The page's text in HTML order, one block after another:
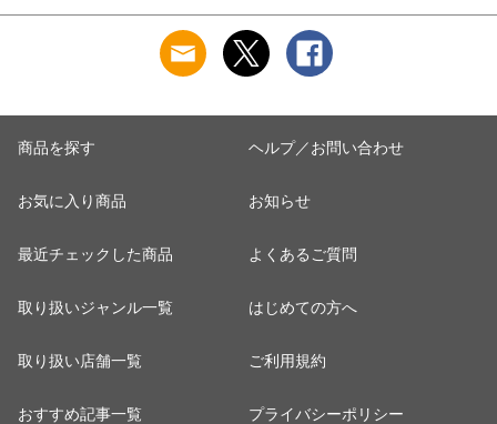
商品を探す
お気に入り商品
最近チェックした商品
取り扱いジャンル一覧
取り扱い店舗一覧
おすすめ記事一覧
ヘルプ／お問い合わせ
お知らせ
よくあるご質問
はじめての方へ
ご利用規約
プライバシーポリシー